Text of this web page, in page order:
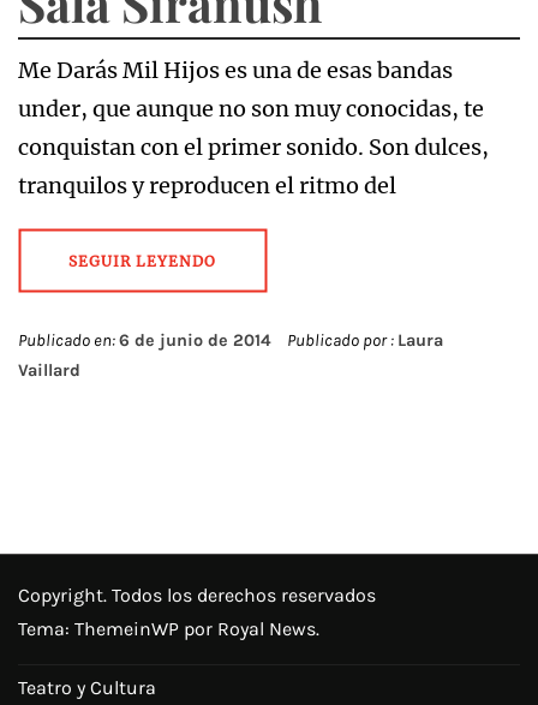
Me Darás Mil Hijos es una de esas bandas
under, que aunque no son muy conocidas, te
conquistan con el primer sonido. Son dulces,
tranquilos y reproducen el ritmo del
SEGUIR LEYENDO
Publicado en:6 de junio de 2014 Publicado por : Laura
Vaillard
Copyright. Todos los derechos reservados
Tema: ThemeinWP por Royal News.
Teatro y Cultura